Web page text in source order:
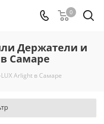
0
Держатели и
Самаре
Arlight в Самаре